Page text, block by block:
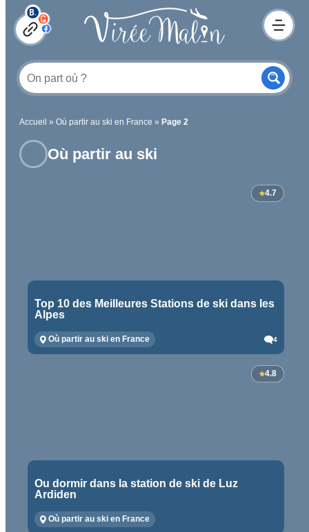
Accueil » Où partir au ski en France » Page 2
Où partir au ski
4.7
Top 10 des Meilleures Stations de ski dans les
Alpes
Où partir au ski en France 4
4.8
Ou dormir dans la station de ski de Luz
Ardiden
Où partir au ski en France